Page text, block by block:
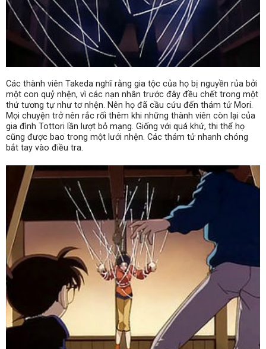
Các thành viên Takeda nghĩ rằng gia tộc của họ bị nguyền rủa bởi
một con quỷ nhện, vì các nạn nhân trước đây đều chết trong một
thứ tương tự như tơ nhện. Nên họ đã cầu cứu đến thám tử Mori.
Mọi chuyện trở nên rắc rối thêm khi những thành viên còn lại của
gia đình Tottori lần lượt bỏ mạng. Giống với quá khứ, thi thể họ
cũng được bao trong một lưới nhện. Các thám tử nhanh chóng
bắt tay vào điều tra.